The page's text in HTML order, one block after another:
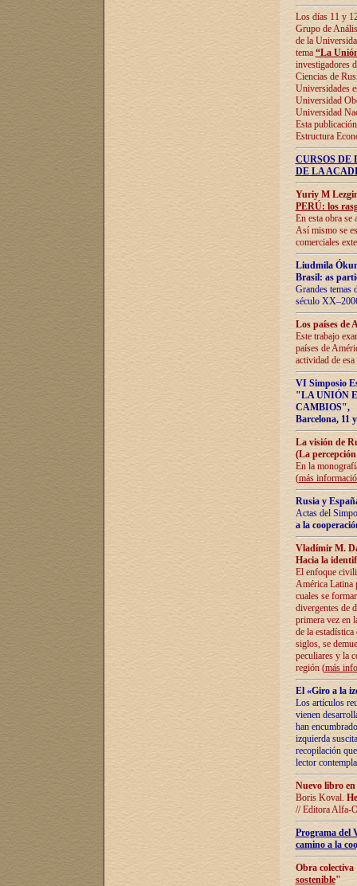
Los días 11 y
Grupo de
de la
tema “La
investigadores
Ciencias de
Universidades
Universidad
Universidad
Esta
Estructura
CURSOS
DE LA
Yuriy M
PERÚ: los
En esta obra se
Así mismo se
comerciales
Liudmila
Brasil: as
Grandes temas
século
Los países de
Este trabajo
países de
actividad de
VI Simposio
"LA UNIÓN
CAMBIOS",
Barcelona, 11
La visión de
(La
En la
(más
Rusia y
Actas del
a la
Vladímir M.
Hacia la
El enfoque
América Latina
cuales se
divergentes de
primera vez en
de la
siglos, se
peculiares y la
región (más
El «Giro a la
Los artículos
vienen
han
izquierda
recopilación
lector
Nuevo libro
Boris Koval.
// Editora Alfa-
Programa del
camino a la
Obra
sostenible"